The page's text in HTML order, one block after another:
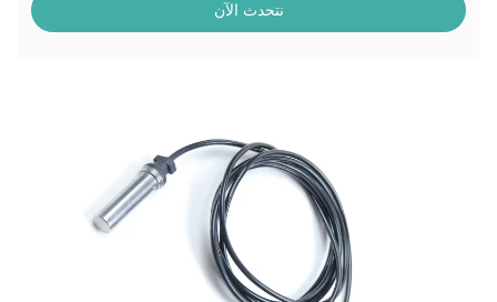
نتحدث الآن